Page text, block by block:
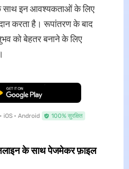
इन आवश्यकताओं के लिए
करता है। रूपांतरण के बाद
को बेहतर बनाने के लिए
मुफ्त डाउनलोड
iOS • Android 100% सुरक्षित
के साथ पेजमेकर फ़ाइल